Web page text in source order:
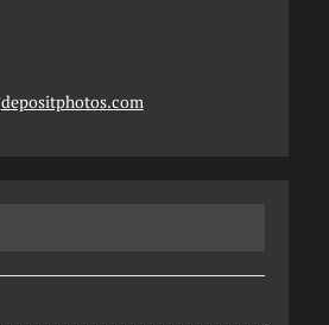
depositphotos.com